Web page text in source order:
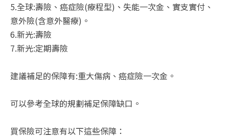
5.全球:壽險、癌症險(療程型)、失能一次金、實支實付、
意外險(含意外醫療)。
6.新光:壽險
7.新光:定期壽險
建議補足的保障有:重大傷病、癌症險一次金。
可以參考全球的規劃補足保障缺口。
買保險可注意有以下這些保障：